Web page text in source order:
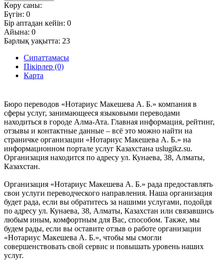
Көру саны:
Бүгін: 0
Бір аптадан кейін: 0
Айына: 0
Барлық уақытта: 23
Сипаттамасы
Пікірлер (0)
Карта
Бюро переводов «Нотариус Макешева А. Б.» компания в
сферы услуг, занимающееся языковыми переводами
находиться в городе Алма-Ата. Главная информация, рейтинг,
отзывы и контактные данные – всё это можно найти на
страничке организации «Нотариус Макешева А. Б.» на
информационном портале услуг Казахстана uslugikz.su.
Организация находится по адресу ул. Кунаева, 38, Алматы,
Казахстан.
Организация «Нотариус Макешева А. Б.» рада предоставлять
свои услуги переводческого направления. Наша организация
будет рада, если вы обратитесь за нашими услугами, подойдя
по адресу ул. Кунаева, 38, Алматы, Казахстан или связавшись
любым иным, комфортным для Вас, способом. Также, мы
будем рады, если вы оставите отзыв о работе организации
«Нотариус Макешева А. Б.», чтобы мы смогли
совершенствовать свой сервис и повышать уровень наших
услуг.